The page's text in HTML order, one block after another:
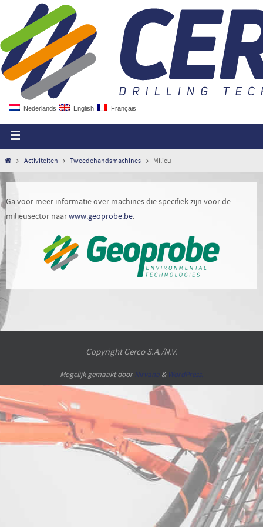
Nederlands English Français
Activiteiten Tweedehandsmachines Milieu
Ga voor meer informatie over machines die specifiek zijn voor de
milieusector naarwww.geoprobe.be.
Copyright Cerco S.A./N.V.
Mogelijk gemaakt doorNirvana & WordPress.